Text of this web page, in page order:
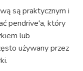
są praktycznym i
pendrive'a, który
lub
używany przez